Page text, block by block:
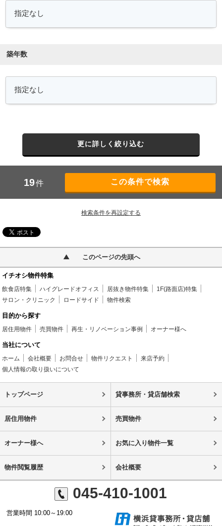
築年数
更に詳しく絞り込む
19件
検索条件を再設定する
このページの先頭へ
イチオシ物件特集
飲食店特集 ハイグレードオフィス 居抜き物件特集
1F(路面店)特集
サロン・クリニック
ロードサイド 物件検索
目的から探す
居住用物件 売買物件 再生・リノベーション事例 オーナー様へ
当社について
ホーム 会社概要 お問合せ 物件リクエスト
来店予約
個人情報の取り扱いについて
トップページ 貸事務所・貸店舗検索
居住用物件 売買物件
オーナー様へ お気に入り物件一覧
物件閲覧履歴 会社概要
045-410-1001
営業時間 10:00～19:00